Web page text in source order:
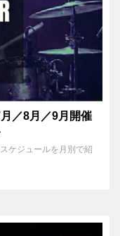
／8月／9月開催
ケジュールを月別で紹